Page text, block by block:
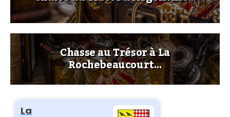
Chasse au Trésor à La
Rochebeaucourt…